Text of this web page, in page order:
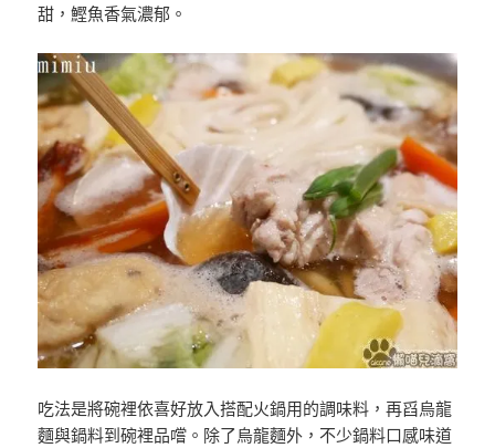
甜，鰹魚香氣濃郁。
吃法是將碗裡依喜好放入搭配火鍋用的調味料，再舀烏龍
麵與鍋料到碗裡品嚐。除了烏龍麵外，不少鍋料口感味道